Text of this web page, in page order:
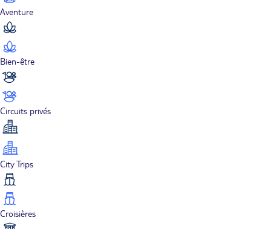
Aventure
Bien-être
Circuits privés
City Trips
Croisières